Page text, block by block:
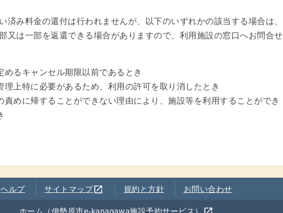
済み料金の還付は行われませんが、以下のいずれかの該当する場合は、
又は一部を返還できる場合がありますので、利用施設の窓口へお問合せ
めるキャンセル期限以前であるとき
理上特に必要があるため、利用の許可を取り消したとき
責めに帰することができない理由により、施設等を利用することができ
ヘルプ サイトマップopen_in_new 規約と方針 お問い合わせ
ホーム（伊勢原市e-kanagawa施設予約サービス）